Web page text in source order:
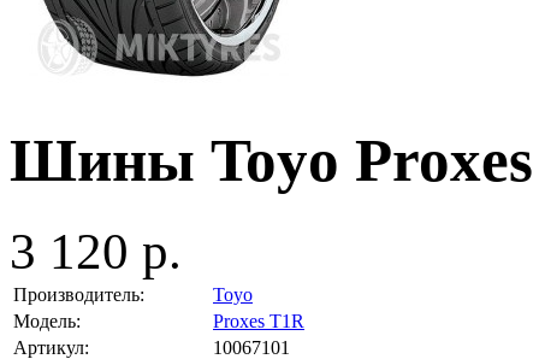
Шины Toyo Proxes
3 120 р.
Производитель:
Toyo
Модель:
Proxes T1R
Артикул:
10067101